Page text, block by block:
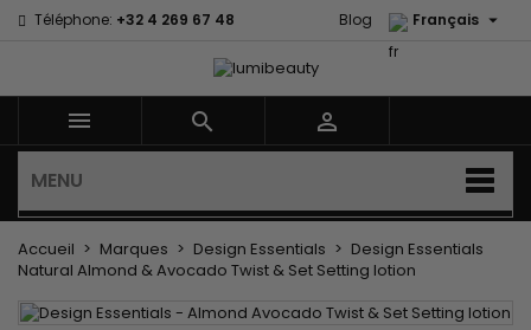
Téléphone: +32 4 269 67 48 Français 
Blog
  
MENU
Accueil Marques Design Essentials
Design Essentials
Natural Almond & Avocado Twist & Set Setting lotion